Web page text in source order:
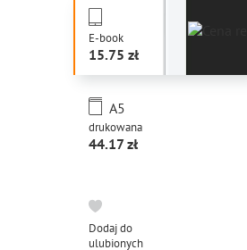
E-book
15.75
drukowana
A5
44.17
Dodaj do
ulubionych